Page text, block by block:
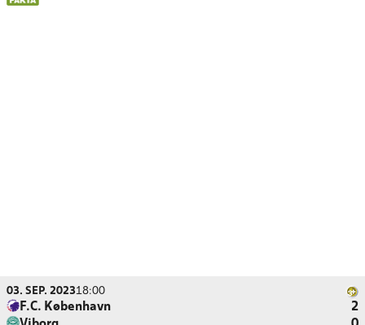
03. SEP. 202318:00
F.C. København
2